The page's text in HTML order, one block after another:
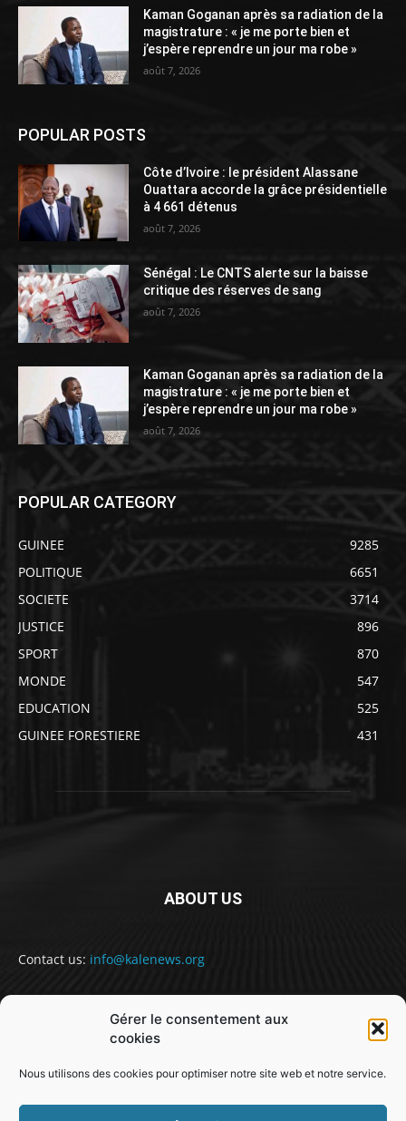
Gérer le consentement aux
cookies
Nous utilisons des cookies pour optimiser notre site web et notre service.
Kaman Goganan après sa radiation de la
magistrature : « je me porte bien et
j’espère reprendre un jour ma robe »
août 7, 2026
POPULAR POSTS
Côte d’Ivoire : le président Alassane
Ouattara accorde la grâce présidentielle
à 4 661 détenus
août 7, 2026
Sénégal : Le CNTS alerte sur la baisse
critique des réserves de sang
août 7, 2026
Kaman Goganan après sa radiation de la
magistrature : « je me porte bien et
j’espère reprendre un jour ma robe »
août 7, 2026
POPULAR CATEGORY
GUINEE
9285
POLITIQUE
6651
SOCIETE
3714
JUSTICE
896
SPORT
870
MONDE
547
EDUCATION
525
GUINEE FORESTIERE
431
ABOUT US
Contact us: info@kalenews.org
FOLLOW US